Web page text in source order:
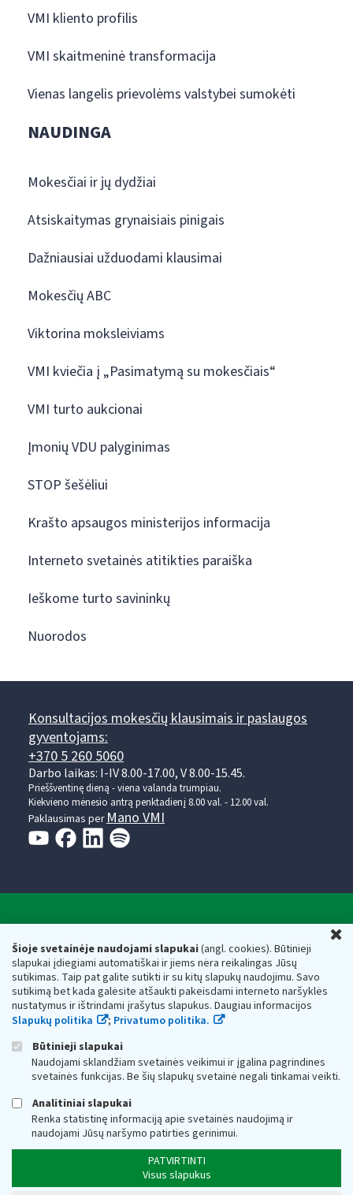
Šioje svetainėje naudojami slapukai(angl. cookies). Būtinieji
slapukai įdiegiami automatiškai ir jiems nėra reikalingas Jūsų
sutikimas. Taip pat galite sutikti ir su kitų slapukų naudojimu. Savo
sutikimą bet kada galėsite atšaukti pakeisdami interneto naršyklės
nustatymus ir ištrindami įrašytus slapukus. Daugiau informacijos
Slapukų politika
; Privatumo politika.
Būtinieji slapukai
Naudojami sklandžiam svetainės veikimui ir įgalina pagrindines
svetainės funkcijas. Be šių slapukų svetainė negali tinkamai veikti.
Analitiniai slapukai
Renka statistinę informaciją apie svetainės naudojimą ir
naudojami Jūsų naršymo patirties gerinimui.
PATVIRTINTI
Visus slapukus
VMI kliento profilis
VMI skaitmeninė transformacija
Vienas langelis prievolėms valstybei sumokėti
NAUDINGA
Mokesčiai ir jų dydžiai
Atsiskaitymas grynaisiais pinigais
Dažniausiai užduodami klausimai
Mokesčių ABC
Viktorina moksleiviams
VMI kviečia į „Pasimatymą su mokesčiais“
VMI turto aukcionai
Įmonių VDU palyginimas
STOP šešėliui
Krašto apsaugos ministerijos informacija
Interneto svetainės atitikties paraiška
Ieškome turto savininkų
Nuorodos
Konsultacijos mokesčių klausimais ir paslaugos
gyventojams:
+370 5 260 5060
Darbo laikas: I-IV 8.00-17.00, V 8.00-15.45.
Prieššventinę dieną - viena valanda trumpiau.
Kiekvieno mėnesio antrą penktadienį 8.00 val. - 12.00 val.
Paklausimas per Mano VMI
Respublikos finansų ministerijos
Biudžetinė įstaiga. Juridinio asmens kodas — 188659752,
adresas: Vasario 16-osios g. 14, 01107 Vilnius, Lietuva, el.paštas:
vmi@vmi.lt, E. pristatymo dėžutės adresas 188659752
Duomenys apie Valstybinę mokesčių inspekciją prie Lietuvos
Respublikos finansų ministerijos kaupiami ir saugomi Juridinių